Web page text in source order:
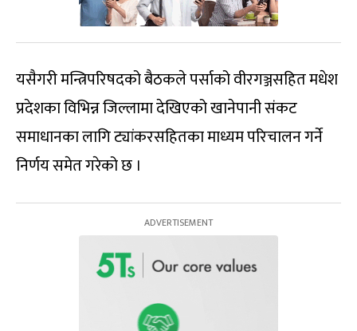
यसैगरी मन्त्रिपरिषदको बैठकले पर्साको वीरगञ्जसहित मधेश
प्रदेशका विभिन्न जिल्लामा देखिएको खानेपानी संकट
समाधानका लागि ट्यांकरसहितका माध्यम परिचालन गर्ने
निर्णय समेत गरेको छ ।